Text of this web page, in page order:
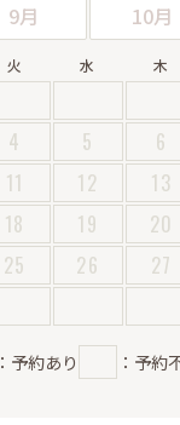
9月 10月
火 水 木
4 5 6
11 12 13
18 19 20
25 26 27
：予約あり ：予約